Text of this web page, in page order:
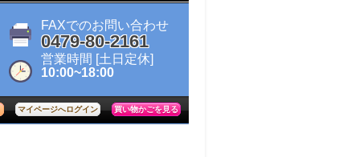
FAXでのお問い合わせ
0479-80-2161
営業時間 [土日定休]
10:00~18:00
マイページへログイン 買い物かごを見る